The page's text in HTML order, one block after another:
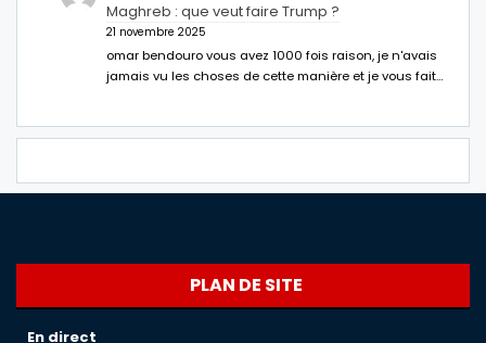
Maghreb : que veut faire Trump ?
21 novembre 2025
omar bendouro vous avez 1000 fois raison, je n'avais
jamais vu les choses de cette manière et je vous fait…
PLAN DE SITE
En direct